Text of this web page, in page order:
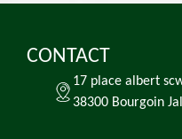
CONTACT
17 place albert
38300 Bourgoin